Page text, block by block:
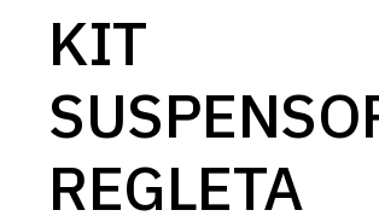
KIT
REGLETA